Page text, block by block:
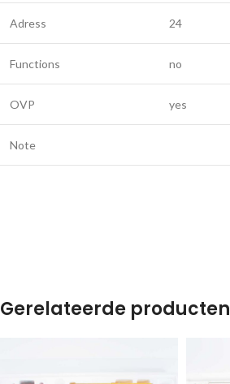
Adress 24
Functions no
OVP yes
Note
Gerelateerde producten